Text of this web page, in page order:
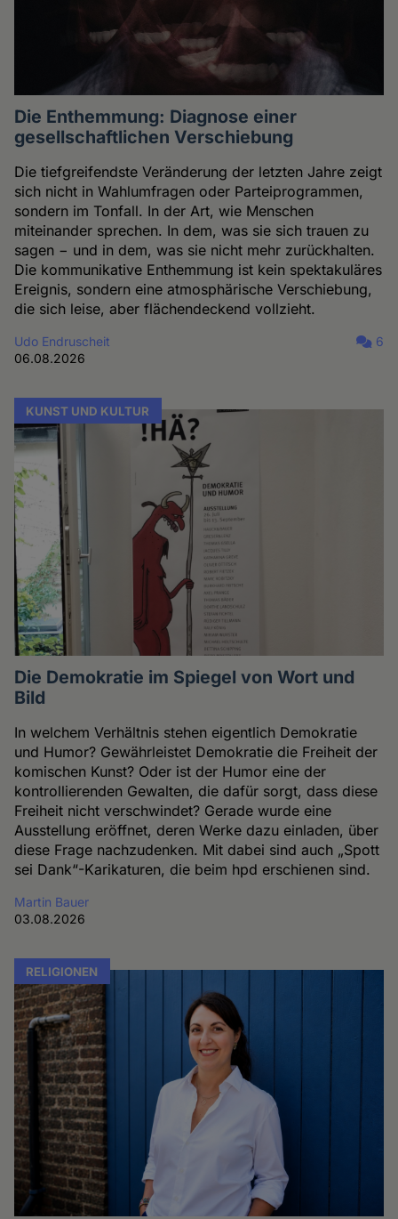
Die Enthemmung: Diagnose einer
gesellschaftlichen Verschiebung
Die tiefgreifendste Veränderung der letzten Jahre zeigt
sich nicht in Wahlumfragen oder Parteiprogrammen,
sondern im Tonfall. In der Art, wie Menschen
miteinander sprechen. In dem, was sie sich trauen zu
sagen − und in dem, was sie nicht mehr zurückhalten.
Die kommunikative Enthemmung ist kein spektakuläres
Ereignis, sondern eine atmosphärische Verschiebung,
die sich leise, aber flächendeckend vollzieht.
Udo Endruscheit
06.08.2026
6
KUNST UND KULTUR
Die Demokratie im Spiegel von Wort und
Bild
In welchem Verhältnis stehen eigentlich Demokratie
und Humor? Gewährleistet Demokratie die Freiheit der
komischen Kunst? Oder ist der Humor eine der
kontrollierenden Gewalten, die dafür sorgt, dass diese
Freiheit nicht verschwindet? Gerade wurde eine
Ausstellung eröffnet, deren Werke dazu einladen, über
diese Frage nachzudenken. Mit dabei sind auch „Spott
sei Dank“-Karikaturen, die beim hpd erschienen sind.
Martin Bauer
03.08.2026
RELIGIONEN